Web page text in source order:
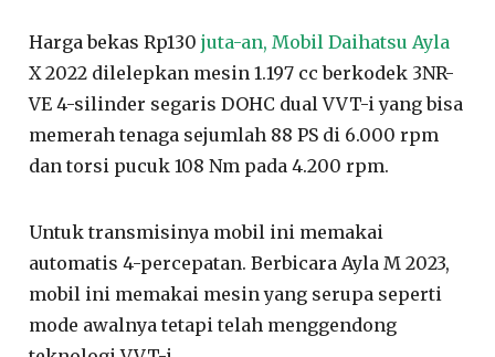
Harga bekas Rp130juta-an, Mobil Daihatsu Ayla
X 2022 dilelepkan mesin 1.197 cc berkodek 3NR-
VE 4-silinder segaris DOHC dual VVT-i yang bisa
memerah tenaga sejumlah 88 PS di 6.000 rpm
dan torsi pucuk 108 Nm pada 4.200 rpm.
Untuk transmisinya mobil ini memakai
automatis 4-percepatan. Berbicara Ayla M 2023,
mobil ini memakai mesin yang serupa seperti
mode awalnya tetapi telah menggendong